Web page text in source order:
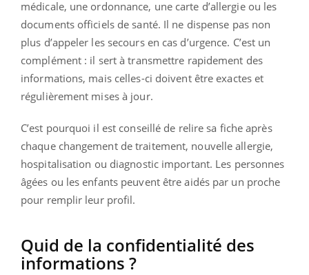
médicale, une ordonnance, une carte d’allergie ou les
documents officiels de santé. Il ne dispense pas non
plus d’appeler les secours en cas d’urgence. C’est un
complément : il sert à transmettre rapidement des
informations, mais celles-ci doivent être exactes et
régulièrement mises à jour.
C’est pourquoi il est conseillé de relire sa fiche après
chaque changement de traitement, nouvelle allergie,
hospitalisation ou diagnostic important. Les personnes
âgées ou les enfants peuvent être aidés par un proche
pour remplir leur profil.
Quid de la confidentialité des
informations ?